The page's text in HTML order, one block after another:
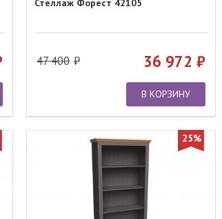
Стеллаж Форест 42105
47 400 36 972
В КОРЗИНУ
25%